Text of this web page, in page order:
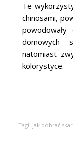
Te
chinosami,
domowych
natomiast
kolorystyce.
Tagi: jak dobrać